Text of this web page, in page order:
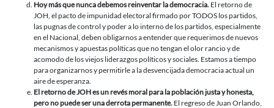
Hoy más que nunca debemos reinventar la democracia. El retorno de
JOH, el pacto de impunidad electoral firmado por TODOS los partidos,
las pugnas de control y poder a lo interno de los partidos, especialmente
en el Nacional, deben obligarnos a entender que requerimos de nuevos
mecanismos y apuestas políticas que no tengan el olor rancio y de
acomodo de los viejos liderazgos políticos y sociales. Estamos a tiempo
para organizarnos y permitirle a la desvencijada democracia actual un
aire de esperanza.
El retorno de JOH es un revés moral para la población justa y honesta,
pero no puede ser una derrota permanente. El regreso de Juan Orlando,